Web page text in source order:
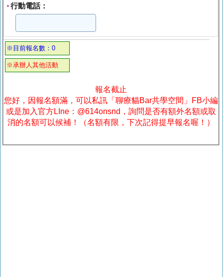
* 行動電話：
※目前報名數：0
※承辦人其他活動
報名截止
您好，因報名額滿，可以私訊「聊療貓Bar共學空間」FB小編
或是加入官方LIne：@614onsnd，詢問是否有額外名額或取
消的名額可以候補！（名額有限，下次記得提早報名喔！）